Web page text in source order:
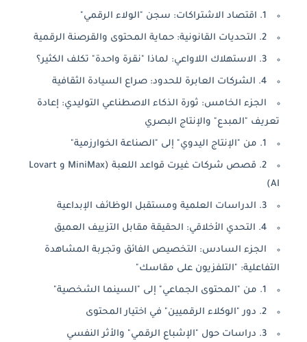
1. اقتصاد الاشتراكات: سجن "الولاء الرقمي"
2. التحديات القانونية: حماية المحتوى والقرصنة الرقمية
3. الاستهلاك اللاواعي: لماذا "نقرة واحدة" تكلف الكثير؟
4. الشركات العابرة للحدود: صراع السيادة الثقافية
الجزء الخامس: ثورة الذكاء الاصطناعي التوليدي: إعادة
تعريف "المبدع" والإنتاج البصري
1. من "الإنتاج اليدوي" إلى "الصناعة الخوارزمية"
2. قصص شركات غيرت قواعد اللعبة (MiniMax و Lovart
AI)
3. الدراسات العلمية ومستقبل الوظائف الإبداعية
4. التحدي الأخلاقي: الحقيقة مقابل التزييف العميق
الجزء السادس: التخصيص الفائق وتجربة المشاهدة
التفاعلية: "التلفزيون على مقاسك"
1. من "المحتوى الجماعي" إلى "السينما الشخصية"
2. دور "الوكلاء الرقميين" في اختيار المحتوى
3. دراسات حول "الإشباع الرقمي" والأثر النفسي